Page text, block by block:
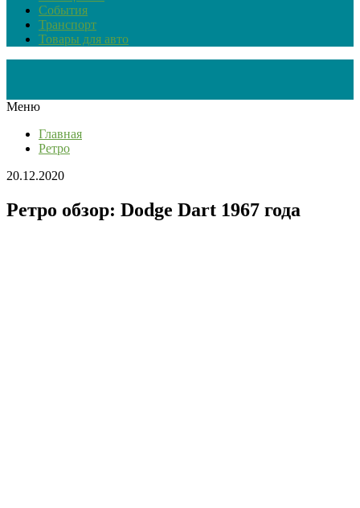
События
Транспорт
Товары для авто
Меню
Главная
Ретро
20.12.2020
Ретро обзор: Dodge Dart 1967 года